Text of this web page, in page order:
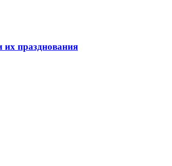
их празднования